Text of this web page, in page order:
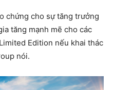
chứng cho sự tăng trưởng
tăng mạnh mẽ cho các
Edition nếu khai thác
nói.